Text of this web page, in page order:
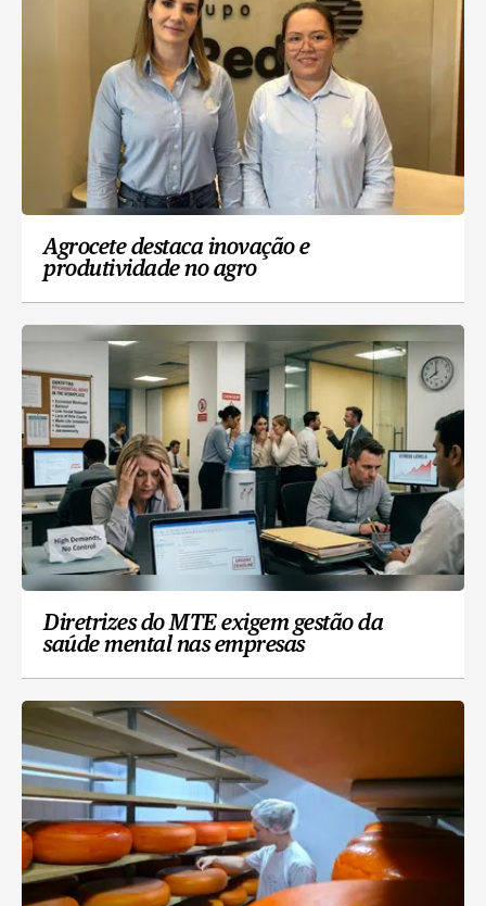
Agrocete destaca inovação e
produtividade no agro
Diretrizes do MTE exigem gestão da
saúde mental nas empresas